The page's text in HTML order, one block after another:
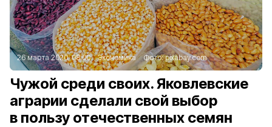
26 марта 2020, 08:00 Экономика Фото:pixabay.com
Чужой среди своих. Яковлевские
аграрии сделали свой выбор
в пользу отечественных семян